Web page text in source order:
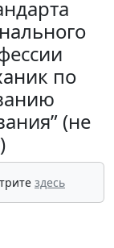
по
(не
здесь